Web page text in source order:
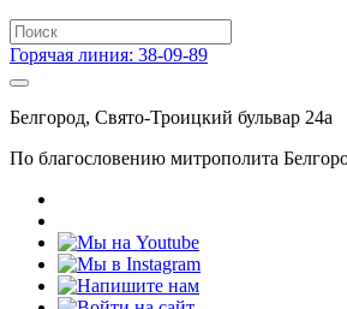
Горячая линия: 38-09-89
Белгород, Свято-Троицкий бульвар 24а
По благословению митрополита